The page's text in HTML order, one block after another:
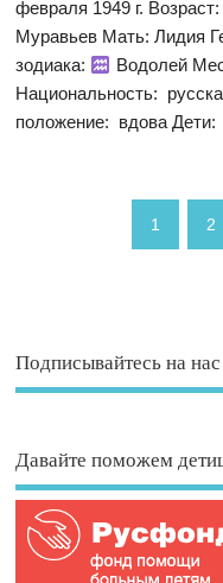
февраля 1949 г.
Муравьев Мать: Лидия
зодиака:
Водолей
Национальность:
положение: вдова Дети:
1 2
Подписывайтесь на
Давайте поможем